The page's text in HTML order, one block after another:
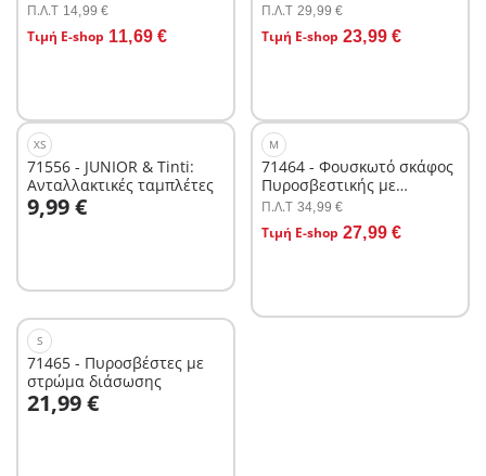
Π.Λ.T 14,99 €
Τιμή E-shop 11,69 €
Π.Λ.T 29,99 €
Τιμή E-shop 23,99 €
Στο καλάθι
XS
71556 - JUNIOR & Tinti:
Ανταλλακτικές ταμπλέτες
9,99 €
Στο καλάθι
M
71464 - Φουσκωτό σκάφος
Πυροσβεστικής με
θαλάσσιο scooter
Π.Λ.T 34,99 €
Τιμή E-shop 27,99 €
Στο καλάθι
S
71465 - Πυροσβέστες με
στρώμα διάσωσης
21,99 €
Στο καλάθι